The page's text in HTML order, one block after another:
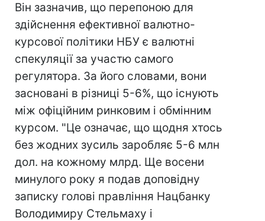
Він зазначив, що перепоною для
здійснення ефективної валютно-
курсової політики НБУ є валютні
спекуляції за участю самого
регулятора. За його словами, вони
засновані в різниці 5-6%, що існують
між офіційним ринковим і обмінним
курсом. "Це означає, що щодня хтось
без жодних зусиль заробляє 5-6 млн
дол. на кожному млрд. Ще восени
минулого року я подав доповідну
записку голові правління Нацбанку
Володимиру Стельмаху і